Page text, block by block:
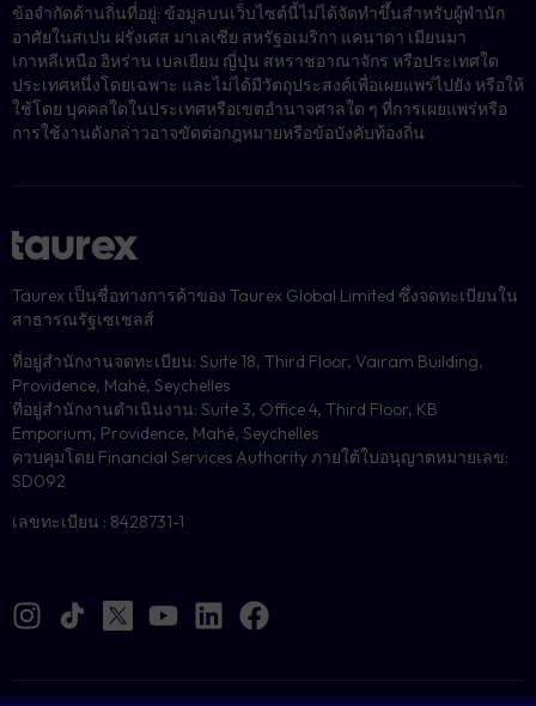
ข้อจำกัดด้านถิ่นที่อยู่: ข้อมูลบนเว็บไซต์นี้ไม่ได้จัดทำขึ้นสำหรับผู้พำนัก
อาศัยในสเปน ฝรั่งเศส มาเลเซีย สหรัฐอเมริกา แคนาดา เมียนมา
เกาหลีเหนือ อิหร่าน เบลเยียม ญี่ปุ่น สหราชอาณาจักร หรือประเทศใด
ประเทศหนึ่งโดยเฉพาะ และไม่ได้มีวัตถุประสงค์เพื่อเผยแพร่ไปยัง หรือให้
ใช้โดย บุคคลใดในประเทศหรือเขตอำนาจศาลใด ๆ ที่การเผยแพร่หรือ
การใช้งานดังกล่าวอาจขัดต่อกฎหมายหรือข้อบังคับท้องถิ่น
Taurex เป็นชื่อทางการค้าของ Taurex Global Limited ซึ่งจดทะเบียนใน
สาธารณรัฐเซเชลส์
ที่อยู่สำนักงานจดทะเบียน: Suite 18, Third Floor, Vairam Building,
Providence, Mahé, Seychelles
ที่อยู่สำนักงานดำเนินงาน: Suite 3, Office 4, Third Floor, KB
Emporium, Providence, Mahé, Seychelles
ควบคุมโดย Financial Services Authority ภายใต้ใบอนุญาตหมายเลข:
SD092
เลขทะเบียน : 8428731-1